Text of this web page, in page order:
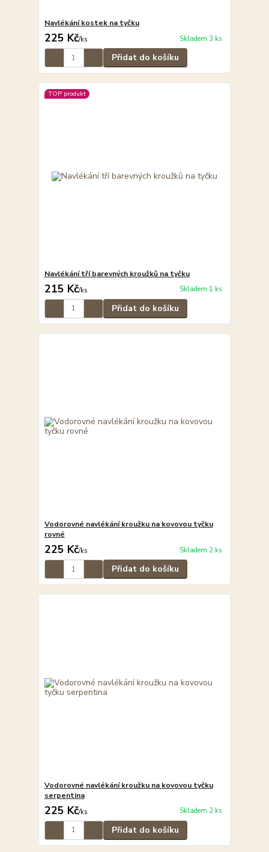
Navlékání kostek na tyčku
225 Kč/ks Skladem 3 ks
Přidat do košíku
TOP produkt
Navlékání tří barevných kroužků na tyčku
215 Kč/ks Skladem 1 ks
Přidat do košíku
Vodorovné navlékání kroužku na kovovou tyčku
rovné
225 Kč/ks Skladem 2 ks
Přidat do košíku
Vodorovné navlékání kroužku na kovovou tyčku
serpentina
225 Kč/ks Skladem 2 ks
Přidat do košíku